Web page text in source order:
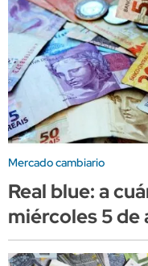
Mercado cambiario
Real blue: a
miércoles 5 de